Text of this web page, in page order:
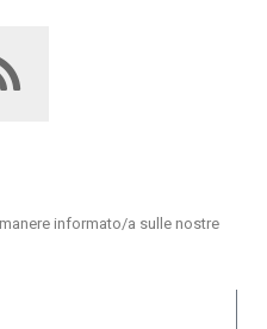
informato/a sulle nostre